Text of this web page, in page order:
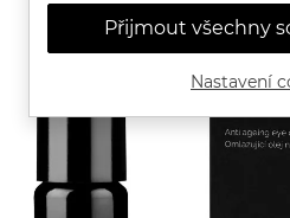
Přijmout všechny
Nastavení